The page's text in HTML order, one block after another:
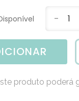
- 1
produto poderá